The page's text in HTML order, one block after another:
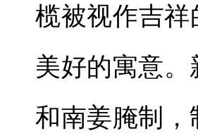
榄被视作吉祥
美好的寓意
和南姜腌制